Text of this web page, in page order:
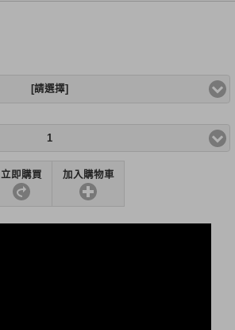
[請選擇]
1
立即購買 加入購物車